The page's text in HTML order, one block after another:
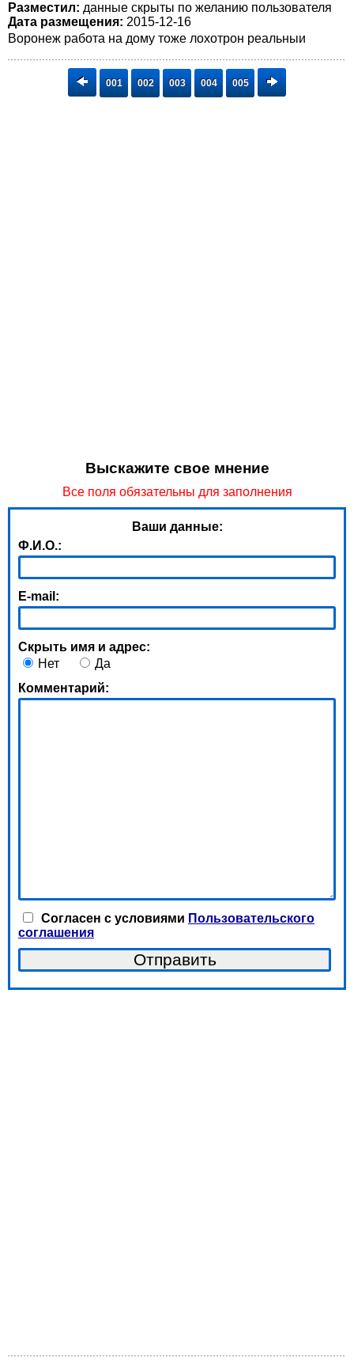
Разместил: данные скрыты по желанию пользователя
Дата размещения: 2015-12-16
Воронеж работа на дому тоже лохотрон реальныи
001 002 003 004 005
Выскажите свое мнение
Все поля обязательны для заполнения
Ваши данные:
Ф.И.О.:
E-mail:
Скрыть имя и адрес:
Нет
Да
Комментарий:
Согласен с условиями Пользовательского
соглашения